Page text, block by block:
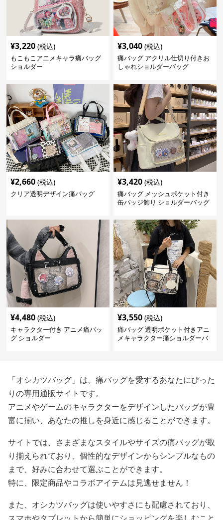
¥3,220 (税込)
もこもこアニメキャラ痛バッグ
ショルダー
¥3,040 (税込)
痛バッグ アクリル仕切り付きお
しゃれショルダーバッグ
¥2,660 (税込)
クリア透明デザイン痛バッグ
¥3,420 (税込)
痛バッグ メッシュポケット付き
缶バッジ飾り ショルダーバッグ
¥4,480 (税込)
キャラクター付き アニメ痛バッ
グ ショルダー
¥3,550 (税込)
痛バッグ 透明ポケット付きアニ
メキャラクター痛ショルダーバ
「オシカツバッグ」は、痛バッグを愛するあなたにぴった
りの専用通販サイトです。
アニメやゲームのキャラクターをデザインしたバッグが豊
富に揃い、あなたの推しを身近に感じることができます。
サイトでは、さまざまなスタイルやサイズの痛バッグが取
り揃えられており、個性的なデザインからシンプルなもの
まで、好みに合わせて選ぶことができます。
特に、限定商品やコラボアイテムは見逃せません！
また、オシカツバッグは使いやすさにも配慮されており、
スマホやタブレットから簡単にショッピングを楽しむこと